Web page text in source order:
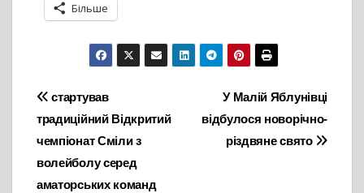
Більше
Навігація
записів
У Малій Яблунівці
відбулося новорічно-
різдвяне свято
стартував
традиційний Відкритий
чемпіонат Сміли з
волейболу серед
аматорських команд